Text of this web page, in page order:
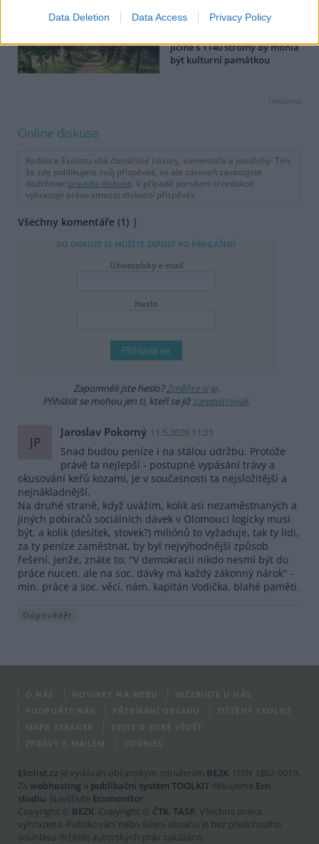
Data Deletion Data Access Privacy Policy
Jičíně s 1140 stromy by mohla
být kulturní památkou
reklama
Online diskuse
Redakce Ekolistu vítá čtenářské názory, komentáře a postřehy. Tím,
že zde publikujete svůj příspěvek, se ale zároveň zavazujete
dodržovat pravidla diskuse. V případě porušení si redakce
vyhrazuje právo smazat diskusní příspěvěk
Všechny komentáře (1)
DO DISKUZE SE MŮŽETE ZAPOJIT PO PŘIHLÁŠENÍ
Uživatelský e-mail
Heslo
Zapomněli jste heslo?Změňte si je.
Přihlásit se mohou jen ti, kteří se jižzaregistrovali.
JP
Jaroslav Pokorný 11.5.2026 11:21
Snad budou peníze i na stálou údržbu. Protože
právě ta nejlepší - postupné vypásání trávy a
okusování keřů kozami, je v současnosti ta nejsložitější a
nejnákladnější.
Na druhé straně, když uvážím, kolik asi nezaměstnaných a
jiných pobíračů sociálních dávek v Olomouci logicky musí
být, a kolik (desítek, stovek?) miliónů to vyžaduje, tak ty lidi,
za ty peníze zaměstnat, by byl nejvýhodnější způsob
řešení. Jenže, znáte to: "V demokracii nikdo nesmí být do
práce nucen, ale na soc. dávky má každý zákonný nárok" -
min. práce a soc. věcí, nám. kapitán Vodička, blahé paměti.
Odpovědět
O NÁS NOVINKY NA WEBU
INZERUJTE U NÁS
PODPOŘTE NÁS
PŘEBÍRÁNÍ OBSAHU
TIŠTĚNÝ EKOLIST
MAPA STRÁNEK
DEJTE O SOBĚ VĚDĚT
ZPRÁVY E-MAILEM
COOKIES
Ekolist.cz je vydáván občanským sdružením BEZK. ISSN 1802-9019.
Za webhosting a publikační systém TOOLKIT děkujeme Ecn
studiu. Navštivte Ecomonitor.
Copyright © BEZK. Copyright © ČTK, TASR. Všechna práva
vyhrazena. Publikování nebo šíření obsahu je bez předchozího
souhlasu držitele autorských práv zakázáno.